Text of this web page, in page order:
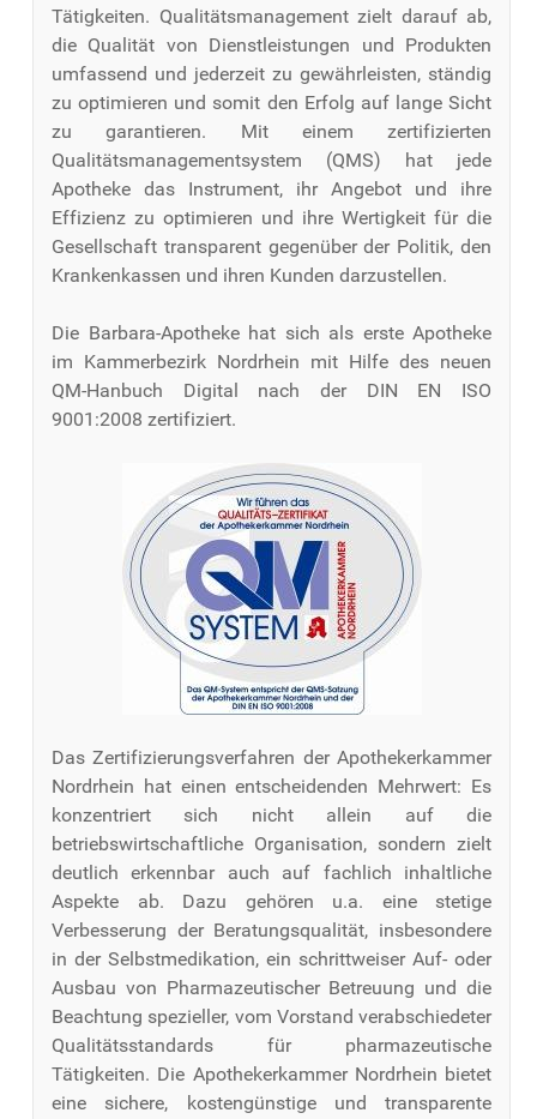
Tätigkeiten. Qualitätsmanagement zielt darauf ab,
die Qualität von Dienstleistungen und Produkten
umfassend und jederzeit zu gewährleisten, ständig
zu optimieren und somit den Erfolg auf lange Sicht
zu garantieren. Mit einem zertifizierten
Qualitätsmanagementsystem (QMS) hat jede
Apotheke das Instrument, ihr Angebot und ihre
Effizienz zu optimieren und ihre Wertigkeit für die
Gesellschaft transparent gegenüber der Politik, den
Krankenkassen und ihren Kunden darzustellen.
Die Barbara-Apotheke hat sich als erste Apotheke
im Kammerbezirk Nordrhein mit Hilfe des neuen
QM-Hanbuch Digital nach der DIN EN ISO
9001:2008 zertifiziert.
Das Zertifizierungsverfahren der Apothekerkammer
Nordrhein hat einen entscheidenden Mehrwert: Es
konzentriert sich nicht allein auf die
betriebswirtschaftliche Organisation, sondern zielt
deutlich erkennbar auch auf fachlich inhaltliche
Aspekte ab. Dazu gehören u.a. eine stetige
Verbesserung der Beratungsqualität, insbesondere
in der Selbstmedikation, ein schrittweiser Auf- oder
Ausbau von Pharmazeutischer Betreuung und die
Beachtung spezieller, vom Vorstand verabschiedeter
Qualitätsstandards für pharmazeutische
Tätigkeiten. Die Apothekerkammer Nordrhein bietet
eine sichere, kostengünstige und transparente